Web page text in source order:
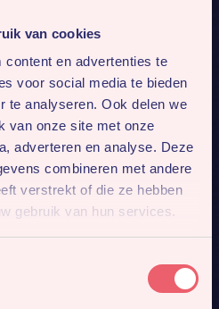
van cookies
en advertenties te
voor social media te bieden
te analyseren. Ook delen we
van onze site met onze
adverteren en analyse. Deze
combineren met andere
verstrekt of die ze hebben
gebruik van hun services.
te geschieden met
opzegtermijn van één
van de opdrachtgever
eindigt de
mogelijke
na herhaaldelijk verzoek
zijn betalingsverplichting,
de overeenkomsten
onverminderd zijn recht
te vorderen. In